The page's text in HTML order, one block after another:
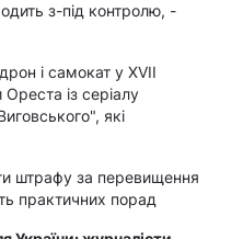
з-під контролю, -
і самокат у XVII
Ореста із серіалу
які
штрафу за перевищення
практичних порад